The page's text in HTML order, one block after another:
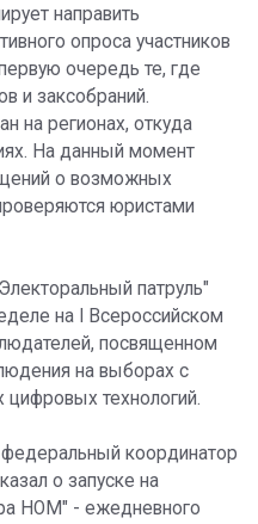
направить
опроса участников
очередь те, где
и заксобраний.
на регионах, откуда
На данный момент
о возможных
юристами
патруль"
на I Всероссийском
посвященном
на выборах с
технологий.
координатор
о запуске на
НОМ" - ежедневного